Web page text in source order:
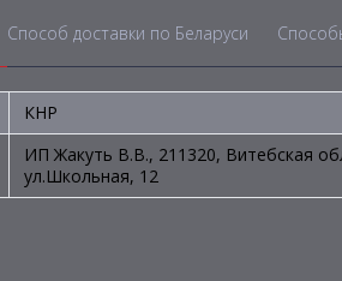
Способ доставки по Беларуси
КНР
ИП Жакуть В.В., 211320, Витебская
ул.Школьная, 12